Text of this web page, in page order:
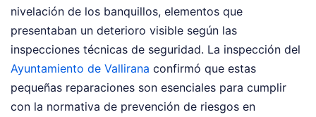
nivelación de los banquillos, elementos que
presentaban un deterioro visible según las
inspecciones técnicas de seguridad. La inspección del
Ayuntamiento de Vallirana confirmó que estas
pequeñas reparaciones son esenciales para cumplir
con la normativa de prevención de riesgos en